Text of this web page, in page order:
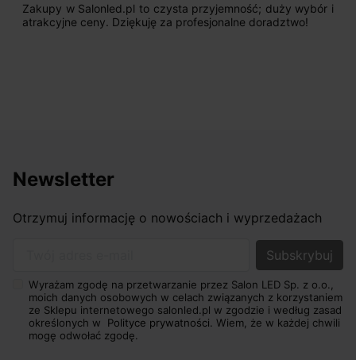
Zakupy w Salonled.pl to czysta przyjemność; duży wybór i
atrakcyjne ceny. Dziękuję za profesjonalne doradztwo!
Newsletter
Otrzymuj informację o nowościach i wyprzedażach
Wyrażam zgodę na przetwarzanie przez Salon LED Sp. z o.o.,
moich danych osobowych w celach związanych z korzystaniem
ze Sklepu internetowego salonled.pl w zgodzie i według zasad
określonych w Polityce prywatności. Wiem, że w każdej chwili
mogę odwołać zgodę.